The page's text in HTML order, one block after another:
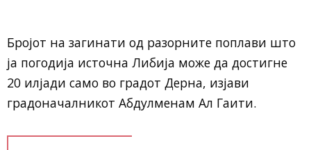
Бројот на загинати од разорните поплави што
ја погодија источна Либија може да достигне
20 илјади само во градот Дерна, изјави
градоначалникот Абдулменам Ал Гаити.